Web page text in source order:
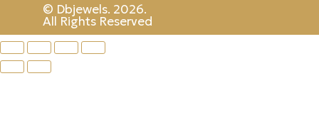
© Dbjewels. 2026.
All Rights Reserved